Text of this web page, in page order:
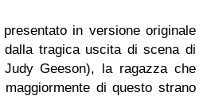
in versione originale
tragica uscita di scena di
Judy Geeson), la ragazza che
di questo strano